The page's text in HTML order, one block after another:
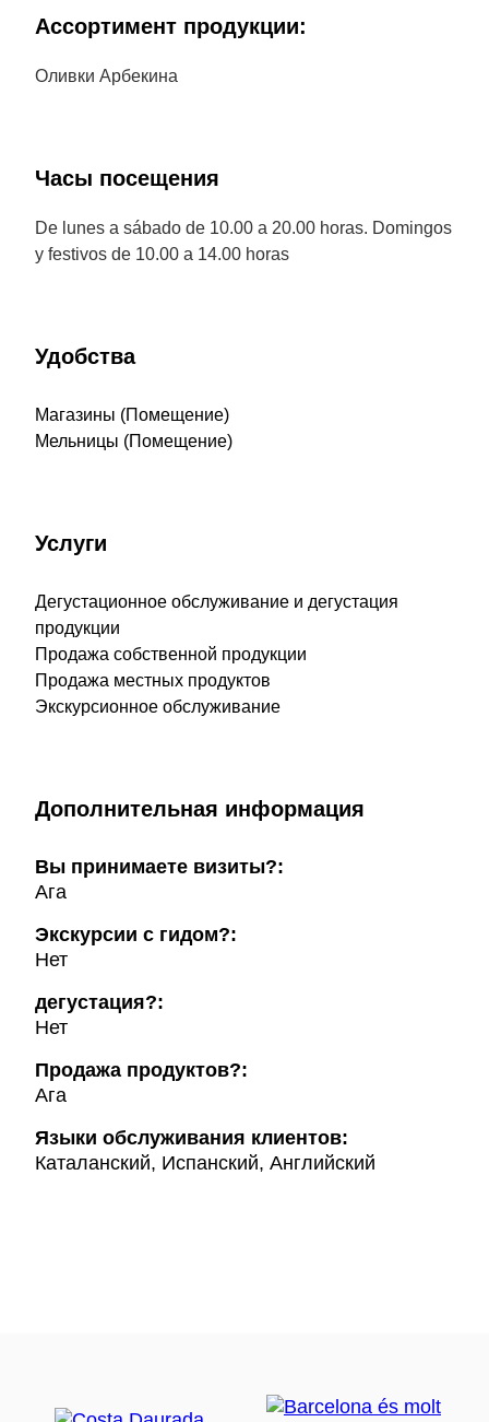
Aссортимент продукции:
Оливки Арбекина
Часы посещения
De lunes a sábado de 10.00 a 20.00 horas. Domingos
y festivos de 10.00 a 14.00 horas
Удобства
Магазины (Помещение)
Мельницы (Помещение)
Услуги
Дегустационное обслуживание и дегустация
продукции
Продажа собственной продукции
Продажа местных продуктов
Экскурсионное обслуживание
Дополнительная информация
Вы принимаете визиты?:
Ага
Экскурсии с гидом?:
Нет
дегустация?:
Нет
Продажа продуктов?:
Ага
Языки обслуживания клиентов:
Каталанский, Испанский, Английский